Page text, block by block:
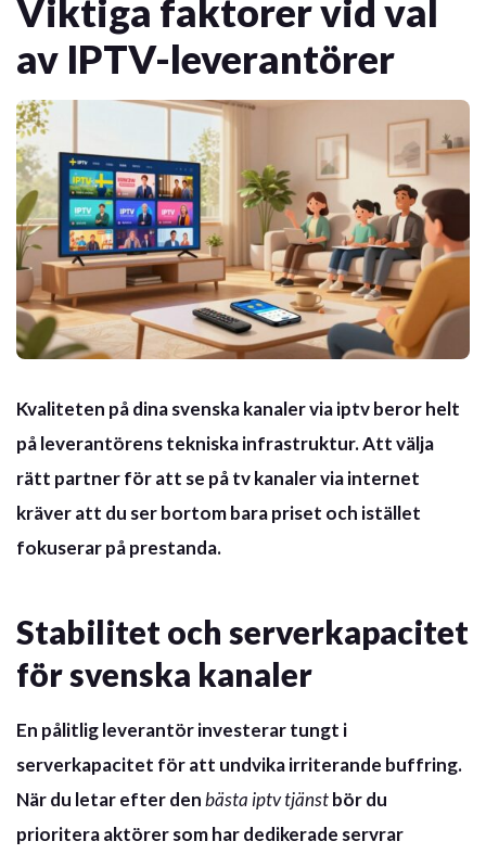
Viktiga faktorer vid val
av IPTV-leverantörer
Kvaliteten på dinasvenska kanaler via iptvberor helt
på leverantörens tekniska infrastruktur. Att välja
rätt partner för att se påtv kanaler via internet
kräver att du ser bortom bara priset och istället
fokuserar på prestanda.
Stabilitet och serverkapacitet
för svenska kanaler
En pålitlig leverantör investerar tungt i
serverkapacitet för att undvika irriterande buffring.
När du letar efter denbästa iptv tjänstbör du
prioritera aktörer som har dedikerade servrar